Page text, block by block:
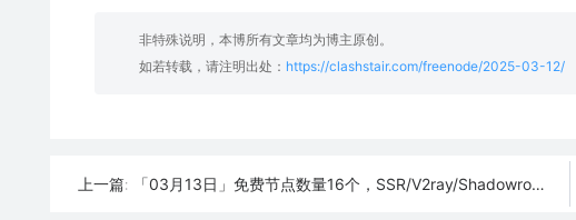
非特殊说明，本博所有文章均为博主原创。
如若转载，请注明出处： https://clashstair.com/freenode/2025-03-12/
上一篇: 「03月13日」免费节点数量16个，SSR/V2ray/Shadowrocket/Clash订阅链接